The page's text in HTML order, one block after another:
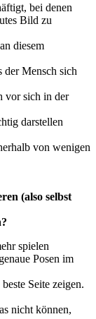
bei denen
Bild zu
diesem
der Mensch sich
vor sich in der
darstellen
von wenigen
(also selbst
spielen
Posen im
Seite zeigen.
nicht können,